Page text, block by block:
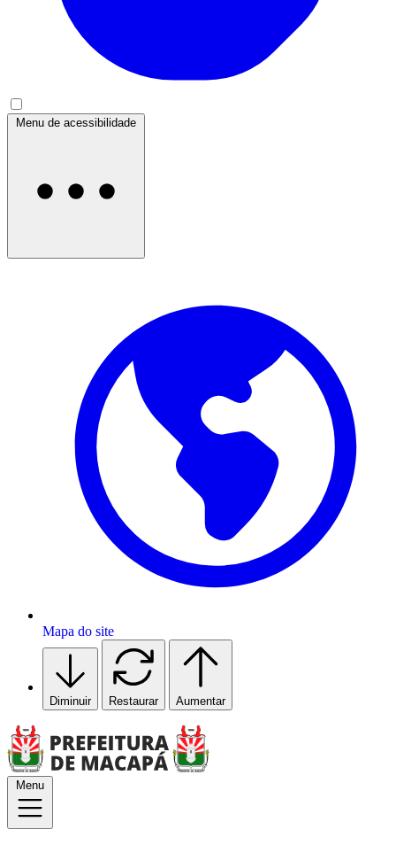
Menu de acessibilidade
Mapa do site
Diminuir Restaurar Aumentar
Menu